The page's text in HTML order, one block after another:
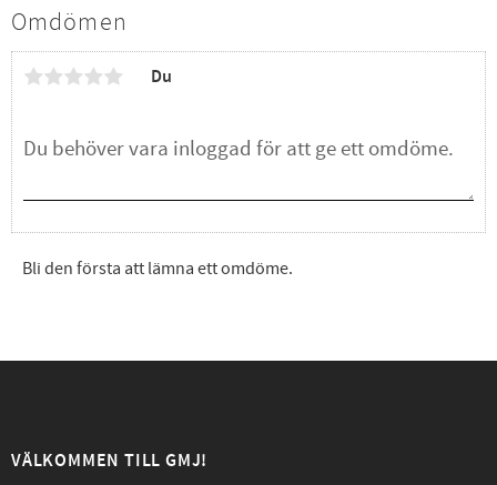
Omdömen
Du
Bli den första att lämna ett omdöme.
VÄLKOMMEN TILL GMJ!